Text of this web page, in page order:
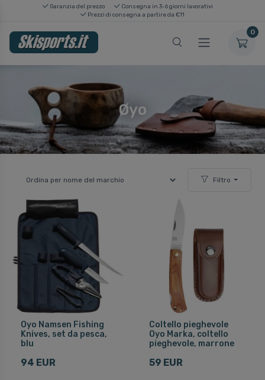
Garanzia del prezzo
Consegna in 3-6 giorni lavorativi
Prezzi di consegna a partire da €11
0
Øyo
Filtro
Oyo Namsen Fishing
Knives, set da pesca,
blu
94 EUR
Coltello pieghevole
Oyo Marka, coltello
pieghevole, marrone
59 EUR